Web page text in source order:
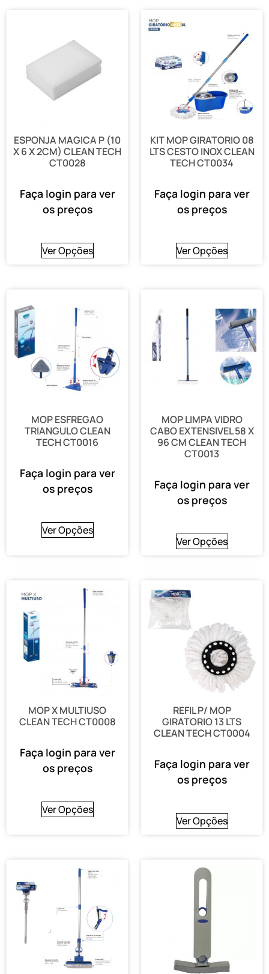
ESPONJA MAGICA P (10
X 6 X 2CM) CLEAN TECH
CT0028
Faça login para ver
os preços
Ver Opções
KIT MOP GIRATORIO 08
LTS CESTO INOX CLEAN
TECH CT0034
Faça login para ver
os preços
Ver Opções
MOP ESFREGAO
TRIANGULO CLEAN
TECH CT0016
Faça login para ver
os preços
Ver Opções
MOP LIMPA VIDRO
CABO EXTENSIVEL 58 X
96 CM CLEAN TECH
CT0013
Faça login para ver
os preços
Ver Opções
MOP X MULTIUSO
CLEAN TECH CT0008
Faça login para ver
os preços
Ver Opções
REFIL P/ MOP
GIRATORIO 13 LTS
CLEAN TECH CT0004
Faça login para ver
os preços
Ver Opções